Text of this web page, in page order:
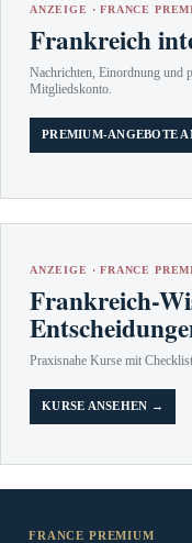
ANZEIGE · FRANCE
Frankreich
Nachrichten, Einordnung und
Mitgliedskonto.
PREMIUM-ANGEBOTE
ANZEIGE · FRANCE
Frankreich-
Praxisnahe Kurse mit
KURSE ANSEHEN →
FRANCE PREMIUM